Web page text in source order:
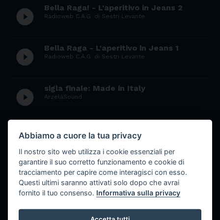
play_circle_filled Bella Raga! - L'aperitivo in Jeans 2
Radioweb C.A.G. di Sestri Levante
play_circle_filled Bella Raga - L'aperitivo in Jeans 1
Radioweb C.A.G. di Sestri Levante
play_circle_filled sigla finale: Made in Italy
ArzelàSound
play_circle_filled ArzelàSound
play_circle_filled
apertura per il programma Made in
Italy
ArzelàSound
Abbiamo a cuore la tua privacy
Il nostro sito web utilizza i cookie essenziali per
garantire il suo corretto funzionamento e cookie di
tracciamento per capire come interagisci con esso.
Questi ultimi saranno attivati solo dopo che avrai
fornito il tuo consenso. Informativa sulla privacy